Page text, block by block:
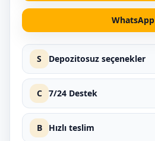
WhatsApp
S Depozitosuz seçenekler
C 7/24 Destek
B Hızlı teslim